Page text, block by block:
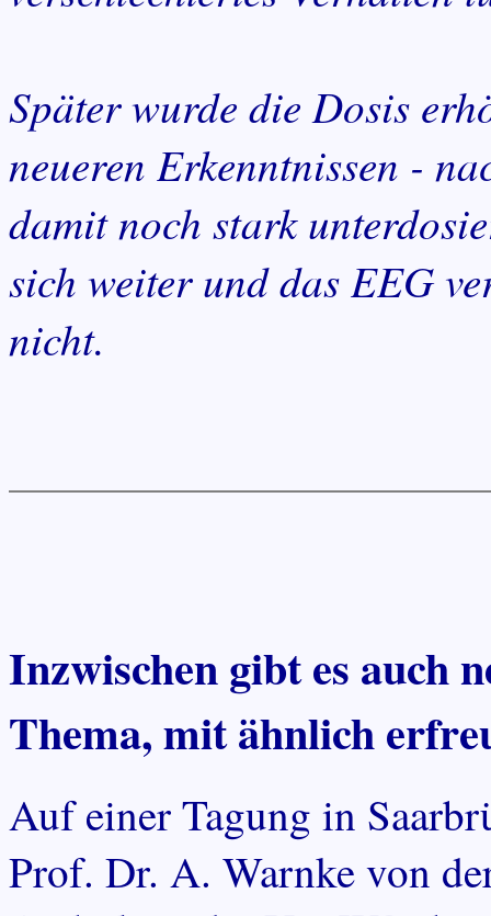
Später wurde die Dosis
neueren Erkenntnissen -
damit noch stark
sich weiter und das EEG
nicht.
Inzwischen gibt es auch
Thema, mit ähnlich
Auf einer Tagung in
Prof. Dr. A. Warnke von